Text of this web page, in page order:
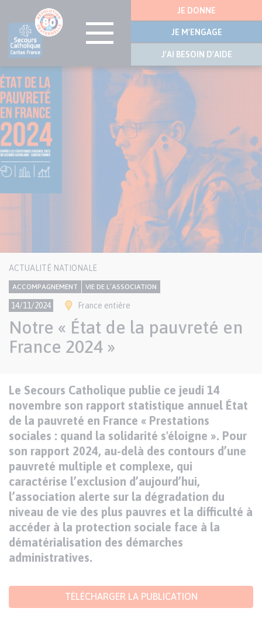
au
contenu
principal
latérale
JE DONNE
JE M'ENGAGE
J'AI BESOIN D'AIDE
principal
de
l’article
CONTENU
NATIONAL
ACTUALITÉ NATIONALE
Thème
ACCOMPAGNEMENT VIE DE L’ASSOCIATION
14/11/2024 Ville(s)
France entière
Notre « État de la pauvreté en
France 2024 »
Paragraphes
de
contenu
Texte
Le Secours Catholique publie ce jeudi 14
novembre son rapport statistique annuel État
de la pauvreté en France « Prestations
sociales : quand la solidarité s'éloigne ». Pour
son rapport 2024, au-delà des contours d’une
pauvreté multiple et complexe, qui
caractérise l’exclusion d’aujourd’hui,
l’association alerte sur la dégradation du
niveau de vie des plus pauvres et la difficulté à
accéder à la protection sociale face à la
dématérialisation des démarches
administratives.
Texte TÉLÉCHARGER LA PUBLICATION